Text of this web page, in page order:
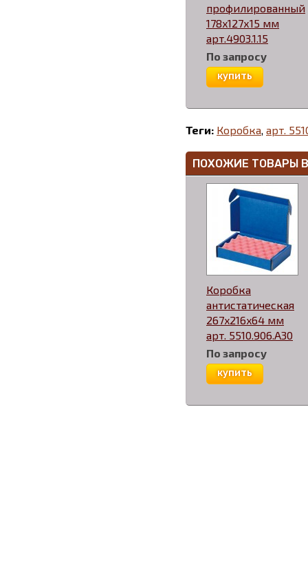
профилированный
178x127х15 мм
арт.4903.1.15
По запросу
купить
Теги: Коробка арт.
ПОХОЖИЕ ТОВАРЫ
Коробка
антистатическая
267x216x64 мм
арт. 5510.906.A30
По запросу
купить